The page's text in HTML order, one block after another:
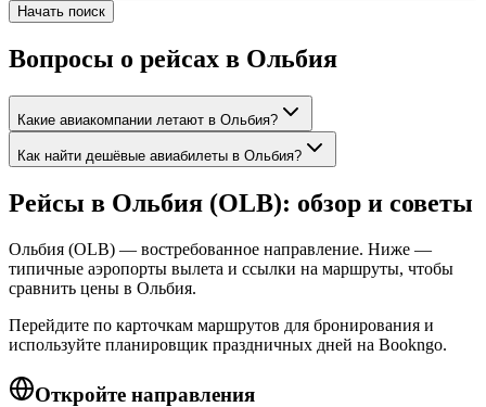
Начать поиск
Вопросы о рейсах в Ольбия
Какие авиакомпании летают в Ольбия?
Как найти дешёвые авиабилеты в Ольбия?
Рейсы в Ольбия (OLB): обзор и советы
Ольбия (OLB) — востребованное направление. Ниже —
типичные аэропорты вылета и ссылки на маршруты, чтобы
сравнить цены в Ольбия.
Перейдите по карточкам маршрутов для бронирования и
используйте планировщик праздничных дней на Bookngo.
Откройте направления